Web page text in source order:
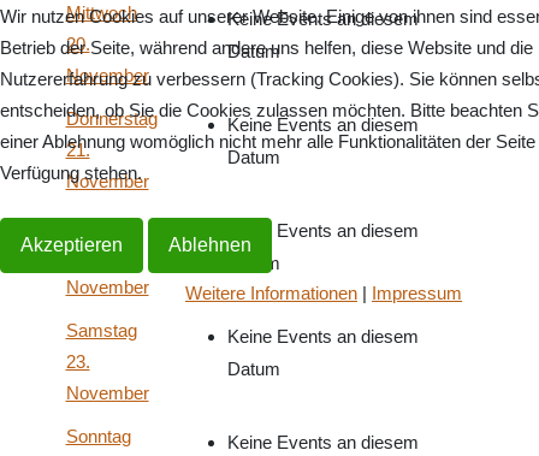
Mittwoch
20.
November
Keine Events an diesem
Datum
Donnerstag
21.
November
Keine Events an diesem
Datum
Freitag
22.
November
Keine Events an diesem
Datum
Samstag
23.
November
Keine Events an diesem
Datum
Sonntag
Keine Events an diesem
Wir nutzen Cookies auf unserer Website. Einige von ihnen sind
Betrieb der Seite, während andere uns helfen, diese Website und die
Nutzererfahrung zu verbessern (Tracking Cookies). Sie können
entscheiden, ob Sie die Cookies zulassen möchten. Bitte beachten
einer Ablehnung womöglich nicht mehr alle Funktionalitäten der
Verfügung stehen.
Akzeptieren Ablehnen
Weitere Informationen | Impressum